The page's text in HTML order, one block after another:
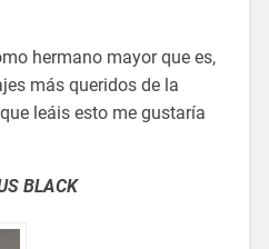
hermano mayor que es,
más queridos de la
leáis esto me gustaría
BLACK